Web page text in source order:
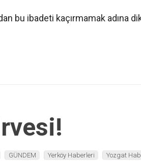
bu ibadeti kaçırmamak adına
GÜNDEM Yerköy Haberleri Yozgat